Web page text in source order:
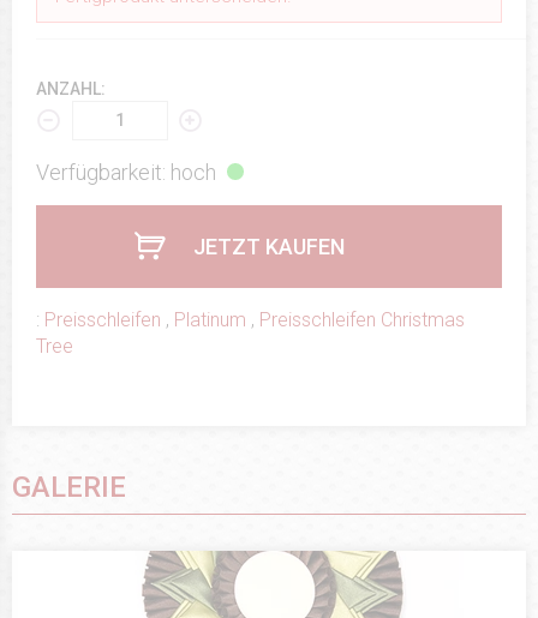
ANZAHL:
Verfügbarkeit: hoch
JETZT KAUFEN
: Preisschleifen , Platinum , Preisschleifen Christmas
Tree
GALERIE